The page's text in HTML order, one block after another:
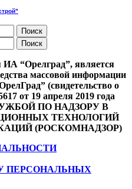
“Орелград”, является
массовой информации
(свидетельство о
от 19 апреля 2019 года
ПО НАДЗОРУ В
ТЕХНОЛОГИЙ
(РОСКОМНАДЗОР)
ПЕРСОНАЛЬНЫХ